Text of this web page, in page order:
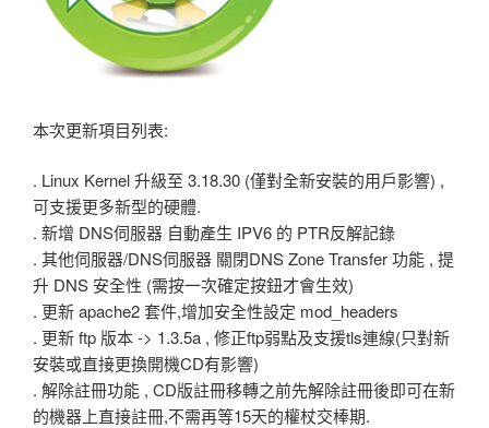
本次更新項目列表:
. Linux Kernel 升級至 3.18.30 (僅對全新安裝的用戶影響) ,
可支援更多新型的硬體.
. 新增 DNS伺服器 自動產生 IPV6 的 PTR反解記錄
. 其他伺服器/DNS伺服器 關閉DNS Zone Transfer 功能 , 提
升 DNS 安全性 (需按一次確定按鈕才會生效)
. 更新 apache2 套件,增加安全性設定 mod_headers
. 更新 ftp 版本 -> 1.3.5a , 修正ftp弱點及支援tls連線(只對新
安裝或直接更換開機CD有影響)
. 解除註冊功能 , CD版註冊移轉之前先解除註冊後即可在新
的機器上直接註冊,不需再等15天的權杖交棒期.